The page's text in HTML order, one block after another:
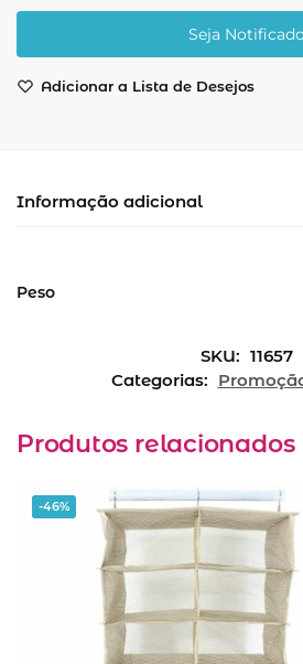
Adicionar a Lista de Desejos
Informação adicional
Peso
SKU: 11657
Categorias:
Produtos relacionados
-46%